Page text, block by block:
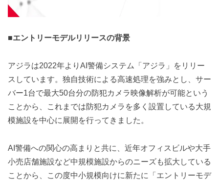
■エントリーモデルリリースの背景
アジラは2022年よりAI警備システム「アジラ」をリリー
スしています。独自技術による高速処理を強みとし、サー
バー1台で最大50台分の防犯カメラ映像解析が可能という
ことから、これまでは防犯カメラを多く設置している大規
模施設を中心に展開を行ってきました。
AI警備への関心の高まりと共に、近年オフィスビルや大手
小売店舗施設など中規模施設からのニーズも拡大している
ことから、この度中小規模向けに新たに「エントリーモデ